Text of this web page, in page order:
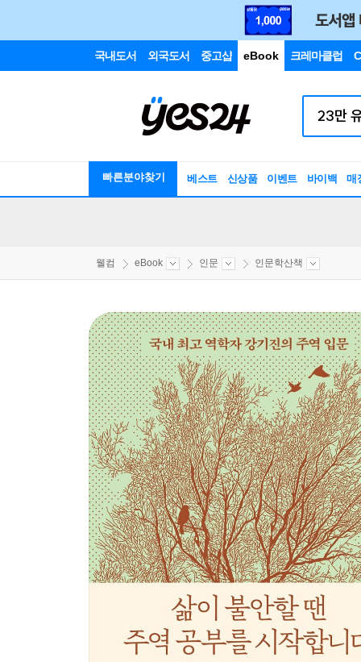
국내도서 외국도서 중고샵 eBook 크레마클럽
빠른분야찾기 베스트 신상품 이벤트 바이백 매
웰컴 eBook 인문 인문학산책